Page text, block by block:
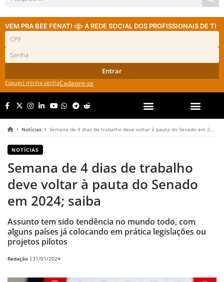
VEM PRA BEE FENATI A REDE SOCIAL DOS PROFISSIONAIS DE TI
Entrar
Esqueci minha senhaCadastre-se
Notícias Semana de 4 dias de trabalho deve voltar à pauta do Senado em 2024; saiba
NOTÍCIAS
Semana de 4 dias de trabalho
deve voltar à pauta do Senado
em 2024; saiba
Assunto tem sido tendência no mundo todo, com
alguns países já colocando em prática legislações ou
projetos pilotos
Redação |31/01/2024